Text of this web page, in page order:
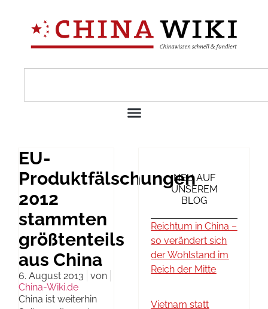
EU-
Produktfälschungen
2012
stammten
größtenteils
aus China
6. August 2013
von
China-Wiki.de
China ist weiterhin
NEU AUF
UNSEREM
BLOG
Reichtum in China –
so verändert sich
der Wohlstand im
Reich der Mitte
Vietnam statt